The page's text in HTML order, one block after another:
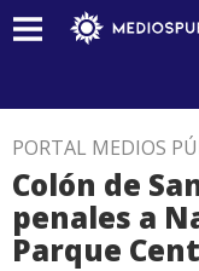
PORTAL MEDIOS
Colón de
penales a
Parque